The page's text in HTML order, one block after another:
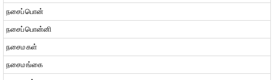
நசைப்பொன்
நசைப்பொன்னி
நசைமகள்
நசைமங்கை